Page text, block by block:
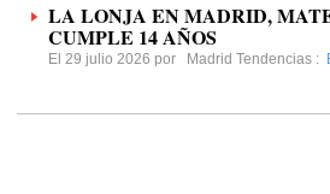
LA LONJA EN MADRID,
CUMPLE 14 AÑOS
El 29 julio 2026 por Madrid Tendencias :